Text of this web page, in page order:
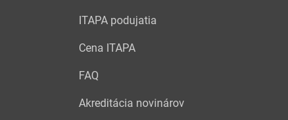
ITAPA podujatia
Cena ITAPA
FAQ
Akreditácia novinárov